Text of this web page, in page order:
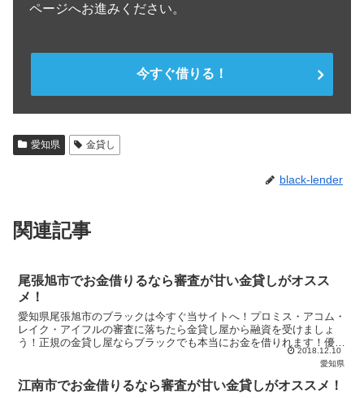
ページへお進みください。
今すぐ借りる！
愛知県 金貸し
black-lender
関連記事
尾張旭市でお金借りるなら審査が甘い金貸しがオスス
メ！
愛知県尾張旭市のブラックは今すぐ当サイトへ！プロミス・アコム・
レイク・アイフルの審査に落ちたら金貸し屋から融資を受けましょ
う！正規の金貸し屋ならブラックでも本当にお金を借りれます！優良
金貸し屋を知らないのは絶対に損です！他のブラックに遅れを取らな
2018.12.10
愛知県
江南市でお金借りるなら審査が甘い金貸しがオススメ！